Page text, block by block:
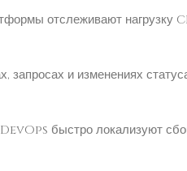
отслеживают нагрузку
запросах и изменениях
быстро локализуют